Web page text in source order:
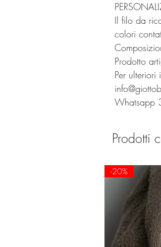
Il filo da
colori
Prodotto
Per ulteriori
Whatsapp
Prodotti
-20%